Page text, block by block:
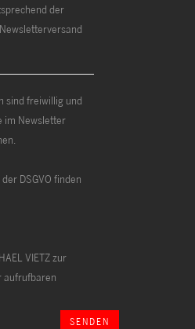
der
sind freiwillig und
im Newsletter
DSGVO finden
VIETZ zur
aufrufbaren
SENDEN